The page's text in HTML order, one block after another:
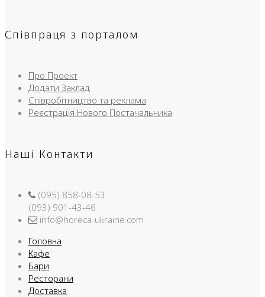
Співпраця з порталом
Про Проект
Додати Заклад
Співробітництво та реклама
Реєстрація Нового Постачальника
Наші Контакти
(095) 858-08-53
(093) 901-43-46
info@horeca-ukraine.com
Головна
Кафе
Бари
Ресторани
Доставка